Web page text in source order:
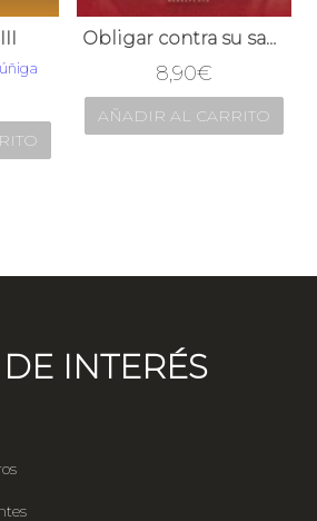
Obligar contra su sangre
8,90€
AÑADIR AL CARRITO
INTERÉS